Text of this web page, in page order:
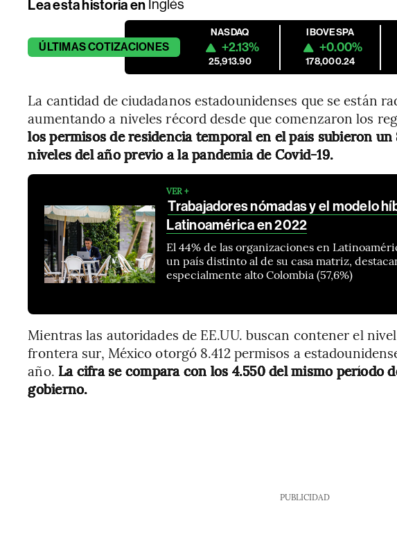
Lea esta historia en Inglés
ÚLTIMASCOTIZACIONES
NASDAQ
+2.13%
25,913.90
IBOVESPA
+0.00%
178,000.24
La cantidad de ciudadanos estadounidenses que se están
aumentando a niveles récord desde que comenzaron los
los permisos de residencia temporal en el país subieron
niveles del año previo a la pandemia de Covid-19.
VER +
Trabajadores nómadas y el modelo
Latinoamérica en 2022
El 44% de las organizaciones en
un país distinto al de su casa matriz,
especialmente alto Colombia (57,6%)
Mientras las autoridades de EE.UU. buscan contener el
frontera sur, México otorgó 8.412 permisos a
año. La cifra se compara con los 4.550 del mismo período
gobierno.
PUBLICIDAD